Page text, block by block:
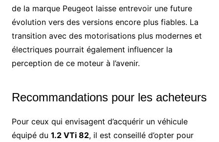
de la marque Peugeot laisse entrevoir une future
évolution vers des versions encore plus fiables. La
transition avec des motorisations plus modernes et
électriques pourrait également influencer la
perception de ce moteur à l’avenir.
Recommandations pour les acheteurs
Pour ceux qui envisagent d’acquérir un véhicule
équipé du 1.2 VTi 82, il est conseillé d’opter pour